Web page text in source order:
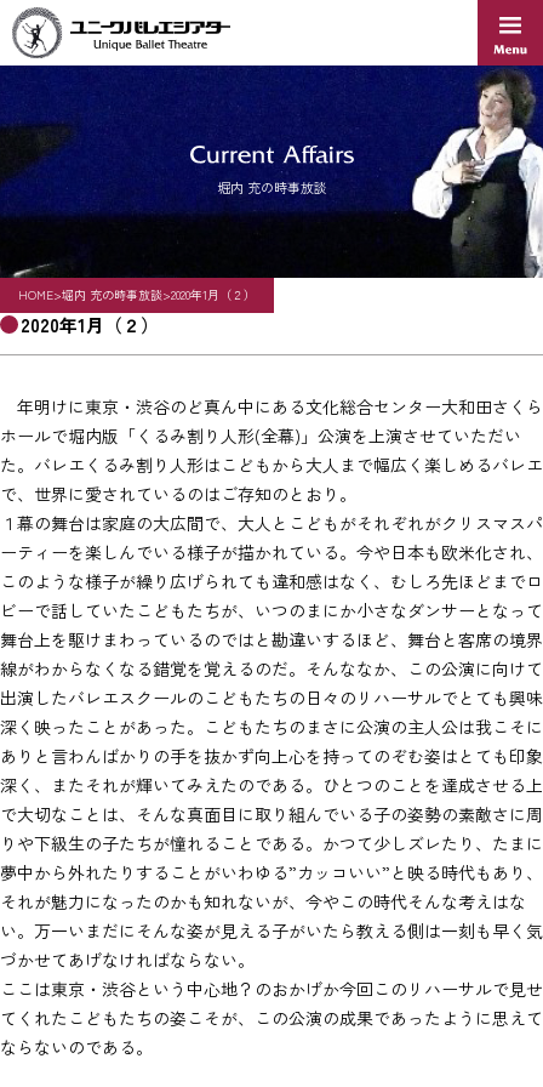
content
堀内 充の時事放談
HOME>堀内 充の時事放談>2020年1月（２）
2020年1月（２）
年明けに東京・渋谷のど真ん中にある文化総合センター大和田さくら
ホールで堀内版「くるみ割り人形(全幕)」公演を上演させていただい
た。バレエくるみ割り人形はこどもから大人まで幅広く楽しめるバレエ
で、世界に愛されているのはご存知のとおり。
１幕の舞台は家庭の大広間で、大人とこどもがそれぞれがクリスマスパ
ーティーを楽しんでいる様子が描かれている。今や日本も欧米化され、
このような様子が繰り広げられても違和感はなく、むしろ先ほどまでロ
ビーで話していたこどもたちが、いつのまにか小さなダンサーとなって
舞台上を駆けまわっているのではと勘違いするほど、舞台と客席の境界
線がわからなくなる錯覚を覚えるのだ。そんななか、この公演に向けて
出演したバレエスクールのこどもたちの日々のリハーサルでとても興味
深く映ったことがあった。こどもたちのまさに公演の主人公は我こそに
ありと言わんばかりの手を抜かず向上心を持ってのぞむ姿はとても印象
深く、またそれが輝いてみえたのである。ひとつのことを達成させる上
で大切なことは、そんな真面目に取り組んでいる子の姿勢の素敵さに周
りや下級生の子たちが憧れることである。かつて少しズレたり、たまに
夢中から外れたりすることがいわゆる”カッコいい”と映る時代もあり、
それが魅力になったのかも知れないが、今やこの時代そんな考えはな
い。万一いまだにそんな姿が見える子がいたら教える側は一刻も早く気
づかせてあげなければならない。
ここは東京・渋谷という中心地？のおかげか今回このリハーサルで見せ
てくれたこどもたちの姿こそが、この公演の成果であったように思えて
ならないのである。